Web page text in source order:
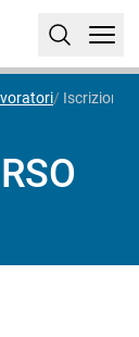
Iscrizione